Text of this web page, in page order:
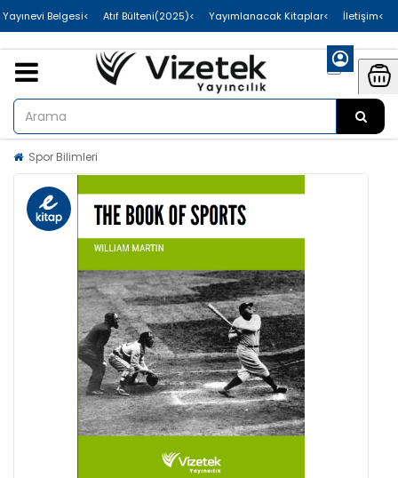
>İletişim
>Yayımlanacak Kitaplar
>Atıf Bülteni(2025)
>Uluslararası Yayınevi Belgesi
Spor Bilimleri